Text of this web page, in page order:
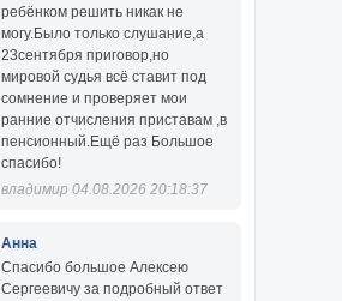
ребёнком решить никак не
могу.Было только слушание,а
23сентября приговор,но
мировой судья всё ставит под
сомнение и проверяет мои
ранние отчисления приставам ,в
пенсионный.Ещё раз Большое
спасибо!
владимир 04.08.2026 20:18:37
Анна
Спасибо большое Алексею
Сергеевичу за подробный ответ